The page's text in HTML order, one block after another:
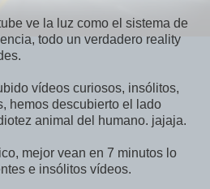
ve la luz como el sistema de
todo un verdadero reality
vídeos curiosos, insólitos,
hemos descubierto el lado
animal del humano. jajaja.
mejor vean en 7 minutos lo
e insólitos vídeos.